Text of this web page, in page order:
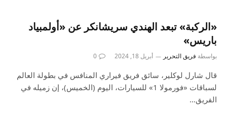
«الركبة» تبعد الهندي سريشانكر عن «أولمبياد
باريس»
بواسطة فريق التحرير أبريل 18, 2024 0
قال شارل لوكلير، سائق فريق فيراري المنافس في بطولة العالم
لسباقات «فورمولا 1» للسيارات، اليوم (الخميس)، إن زميله في
الفريق…